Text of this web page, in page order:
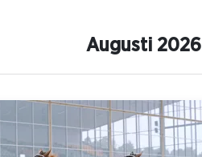
Augusti 2026